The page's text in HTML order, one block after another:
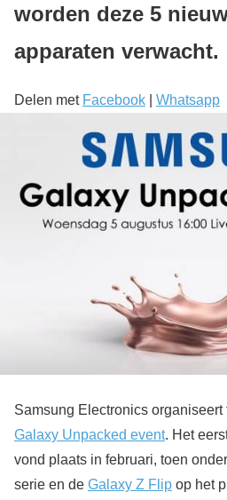
worden deze 5
apparaten verwacht.
Delen met Facebook Whatsapp
Samsung Electronics
Galaxy Unpacked event. Het
vond plaats in februari, toen
serie en de Galaxy Z Flip op het